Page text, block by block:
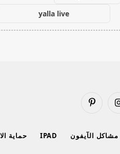
yalla live
الانستغرامبينتيريست
مشاكل الآيفون IPAD حماية